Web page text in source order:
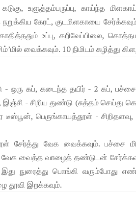
உளுத்தம்பருப்பு, காய்ந்த
கேரட், குடமிளகாயை
உப்பு, கறிவேப்பிலை,
வைக்கவும். 10 நிமிடம் கழித்து
- ஒரு கப், கடைந்த தயிர் - 2 கப்,
- சிறிய துண்டு (சுத்தம்
பெருங்காயத்தூள் -
வேக வைக்கவும். பச்சை
வைத்த வாழைத் தண்டுடன்
இது நுரைத்து பொங்கி வரும்போது
தூவி இறக்கவும்.